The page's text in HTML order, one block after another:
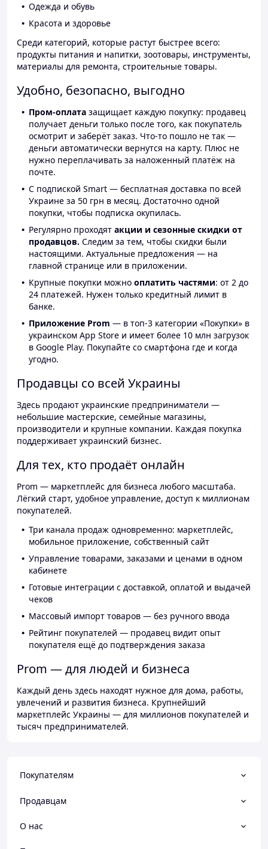
Одежда и обувь
Красота и здоровье
Среди категорий, которые растут быстрее всего:
продукты питания и напитки, зоотовары, инструменты,
материалы для ремонта, строительные товары.
Удобно, безопасно, выгодно
Пром-оплата защищает каждую покупку: продавец
получает деньги только после того, как покупатель
осмотрит и заберёт заказ. Что-то пошло не так —
деньги автоматически вернутся на карту. Плюс не
нужно переплачивать за наложенный платёж на
почте.
С подпиской Smart — бесплатная доставка по всей
Украине за 50 грн в месяц. Достаточно одной
покупки, чтобы подписка окупилась.
Регулярно проходят акции и сезонные скидки от
продавцов. Следим за тем, чтобы скидки были
настоящими. Актуальные предложения — на
главной странице или в приложении.
Крупные покупки можно оплатить частями: от 2 до
24 платежей. Нужен только кредитный лимит в
банке.
Приложение Prom — в топ-3 категории «Покупки» в
украинском App Store и имеет более 10 млн загрузок
в Google Play. Покупайте со смартфона где и когда
угодно.
Продавцы со всей Украины
Здесь продают украинские предприниматели —
небольшие мастерские, семейные магазины,
производители и крупные компании. Каждая покупка
поддерживает украинский бизнес.
Для тех, кто продаёт онлайн
Prom — маркетплейс для бизнеса любого масштаба.
Лёгкий старт, удобное управление, доступ к миллионам
покупателей.
Три канала продаж одновременно: маркетплейс,
мобильное приложение, собственный сайт
Управление товарами, заказами и ценами в одном
кабинете
Готовые интеграции с доставкой, оплатой и выдачей
чеков
Массовый импорт товаров — без ручного ввода
Рейтинг покупателей — продавец видит опыт
покупателя ещё до подтверждения заказа
Prom — для людей и бизнеса
Каждый день здесь находят нужное для дома, работы,
увлечений и развития бизнеса. Крупнейший
маркетплейс Украины — для миллионов покупателей и
тысяч предпринимателей.
Покупателям
Продавцам
О нас